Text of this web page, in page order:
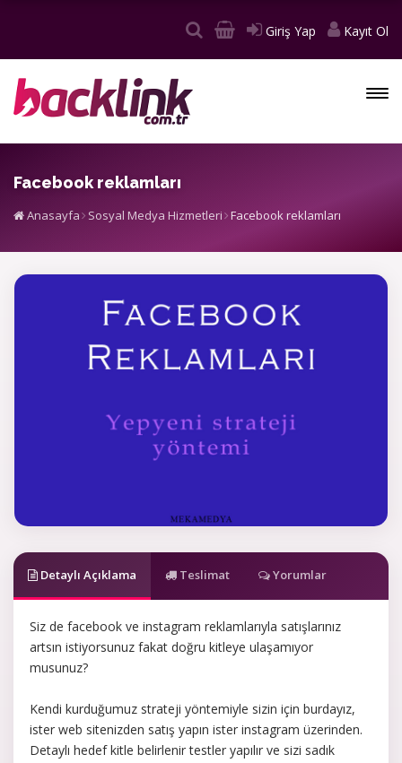
Giriş Yap Kayıt Ol
Facebook reklamları
Anasayfa Sosyal Medya Hizmetleri Facebook reklamları
Detaylı Açıklama Teslimat Yorumlar
Siz de facebook ve instagram reklamlarıyla satışlarınız
artsın istiyorsunuz fakat doğru kitleye ulaşamıyor
musunuz?
Kendi kurduğumuz strateji yöntemiyle sizin için burdayız,
ister web sitenizden satış yapın ister instagram üzerinden.
Detaylı hedef kitle belirlenir testler yapılır ve sizi sadık